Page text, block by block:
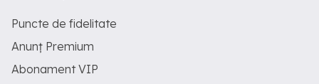
Puncte de fidelitate
Anunț Premium
Abonament VIP